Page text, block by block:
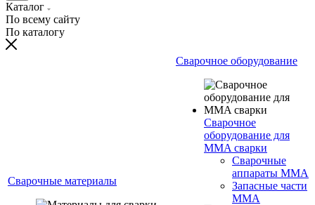
Каталог
По всему сайту
По каталогу
Сварочные материалы
Сварочное оборудование
Сварочное
оборудование для
MMA сварки
Сварочные
аппараты MMA
Запасные части
MMA